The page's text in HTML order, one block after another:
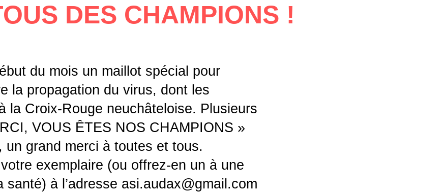
DES CHAMPIONS !
du mois un maillot spécial pour
la propagation du virus, dont les
la Croix-Rouge neuchâteloise. Plusieurs
VOUS ÊTES NOS CHAMPIONS »
un grand merci à toutes et tous.
exemplaire (ou offrez-en un à une
santé) à l’adresse asi.audax@gmail.com